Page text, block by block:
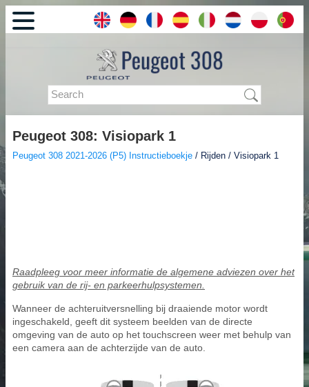
Peugeot 308: Visiopark 1
Peugeot 308 2021-2026 (P5) Instructieboekje / Rijden / Visiopark 1
Raadpleeg voor meer informatie de algemene adviezen over het
gebruik van de rij- en parkeerhulpsystemen.
Wanneer de achteruitversnelling bij draaiende motor wordt
ingeschakeld, geeft dit systeem beelden van de directe
omgeving van de auto op het touchscreen weer met behulp van
een camera aan de achterzijde van de auto.